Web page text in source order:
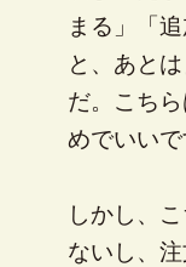
まる」「
と、あと
だ。こち
めでいい
しかし、
ないし、